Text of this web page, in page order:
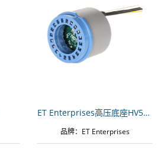
ET Enterprises高压底座HV5120AP
品牌：ET Enterprises